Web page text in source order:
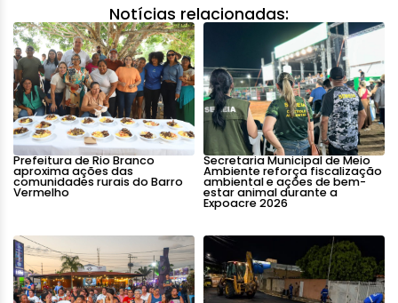
Notícias relacionadas:
Prefeitura de Rio Branco
aproxima ações das
comunidades rurais do Barro
Vermelho
Secretaria Municipal de Meio
Ambiente reforça fiscalização
ambiental e ações de bem-
estar animal durante a
Expoacre 2026